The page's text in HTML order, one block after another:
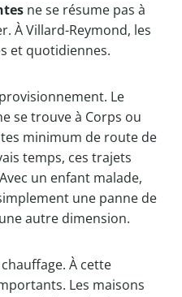
ne se résume pas à
À Villard-Reymond, les
et quotidiennes.
Le
se trouve à Corps ou
minimum de route de
temps, ces trajets
un enfant malade,
une panne de
autre dimension.
À cette
Les maisons